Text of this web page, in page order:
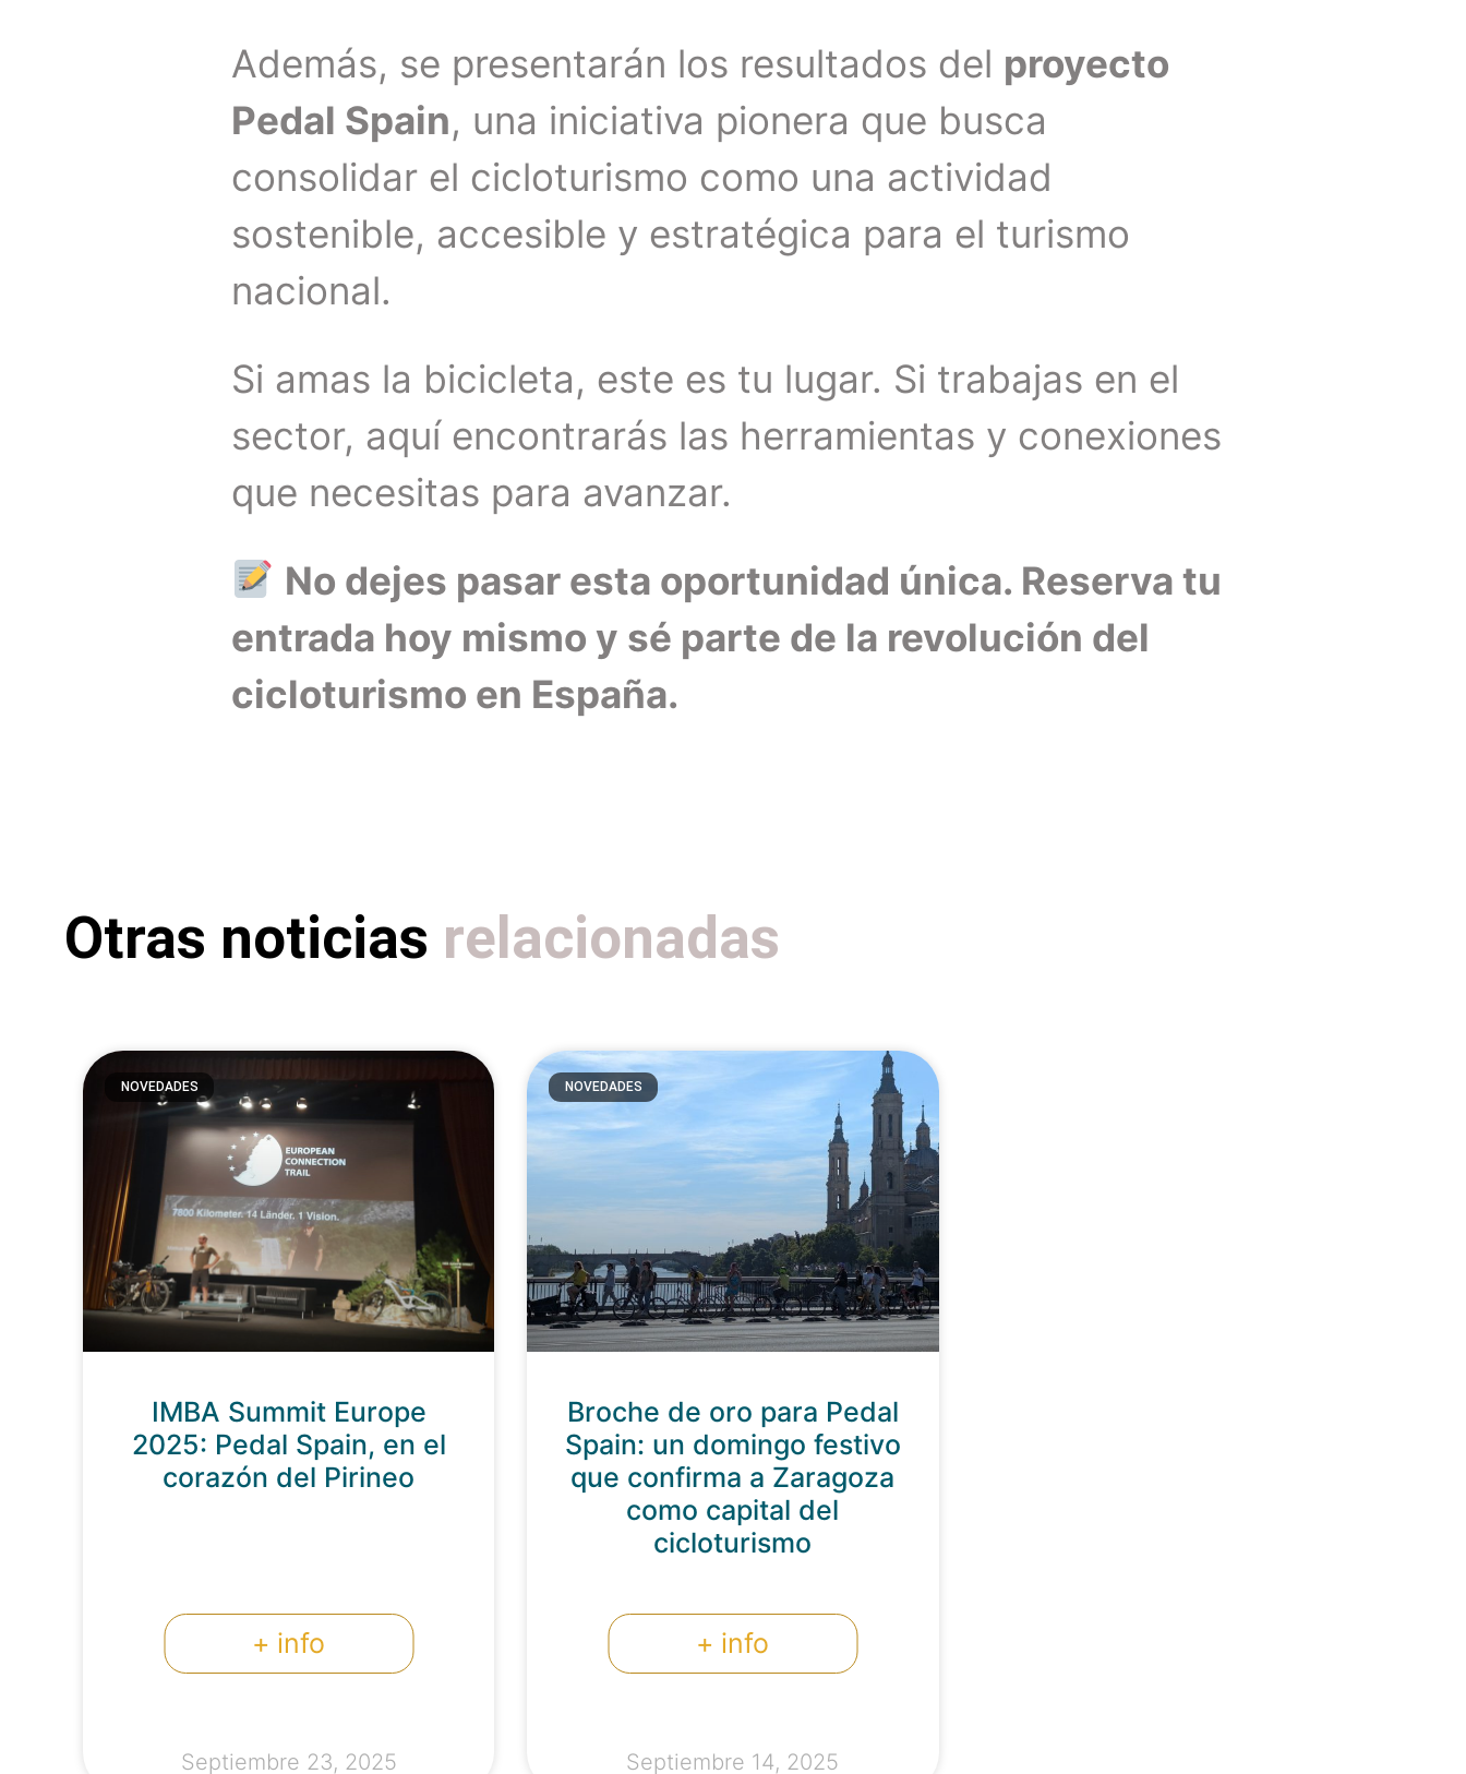
Además, se presentarán los resultados del proyecto
Pedal Spain, una iniciativa pionera que busca
consolidar el cicloturismo como una actividad
sostenible, accesible y estratégica para el turismo
nacional.
Si amas la bicicleta, este es tu lugar. Si trabajas en el
sector, aquí encontrarás las herramientas y conexiones
que necesitas para avanzar.
No dejes pasar esta oportunidad única. Reserva tu
entrada hoy mismo y sé parte de la revolución del
cicloturismo en España.
Otras noticias relacionadas
NOVEDADES
IMBA Summit Europe
2025: Pedal Spain, en el
corazón del Pirineo
+ info
Septiembre 23, 2025
NOVEDADES
Broche de oro para Pedal
Spain: un domingo festivo
que confirma a Zaragoza
como capital del
cicloturismo
+ info
Septiembre 14, 2025